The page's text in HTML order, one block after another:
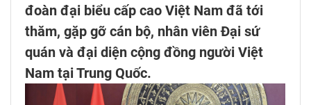
đoàn đại biểu cấp cao Việt Nam đã tới
thăm, gặp gỡ cán bộ, nhân viên Đại sứ
quán và đại diện cộng đồng người Việt
Nam tại Trung Quốc.